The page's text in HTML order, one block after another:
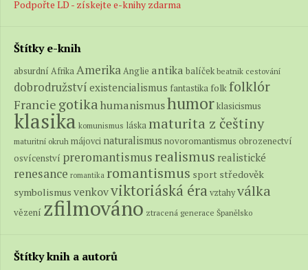
Podpořte LD - získejte e-knihy zdarma
Štítky e-knih
absurdní AfrikaAmerikaAnglie antika balíček beatnik cestování
dobrodružství existencialismus fantastika folkfolklór
Francie gotikahumanismushumorklasicismus
klasika komunismus láskamaturita z češtiny
maturitní okruh májovci naturalismus novoromantismus obrozenectví
osvícenství preromantismus realismus realistické
renesance romantika romantismus sport středověk
symbolismus venkovviktoriáská éravztahyválka
vězení zfilmováno ztracená generace Španělsko
Štítky knih a autorů